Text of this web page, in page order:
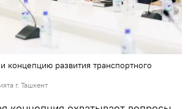
концепцию развития транспортного
г. Ташкент